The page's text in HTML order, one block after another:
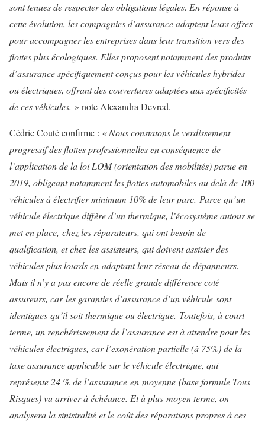
sont tenues de respecter des obligations légales. En réponse à
cette évolution, les compagnies d’assurance adaptent leurs offres
pour accompagner les entreprises dans leur transition vers des
flottes plus écologiques. Elles proposent notamment des produits
d’assurance spécifiquement conçus pour les véhicules hybrides
ou électriques, offrant des couvertures adaptées aux spécificités
de ces véhicules. » note Alexandra Devred.
Cédric Couté confirme : « Nous constatons le verdissement
progressif des flottes professionnelles en conséquence de
l’application de la loi LOM (orientation des mobilités) parue en
2019, obligeant notamment les flottes automobiles au delà de 100
véhicules à électrifier minimum 10% de leur parc. Parce qu’un
véhicule électrique diffère d’un thermique, l’écosystème autour se
met en place, chez les réparateurs, qui ont besoin de
qualification, et chez les assisteurs, qui doivent assister des
véhicules plus lourds en adaptant leur réseau de dépanneurs.
Mais il n’y a pas encore de réelle grande différence coté
assureurs, car les garanties d’assurance d’un véhicule sont
identiques qu’il soit thermique ou électrique. Toutefois, à court
terme, un renchérissement de l’assurance est à attendre pour les
véhicules électriques, car l’exonération partielle (à 75%) de la
taxe assurance applicable sur le véhicule électrique, qui
représente 24 % de l’assurance en moyenne (base formule Tous
Risques) va arriver à échéance. Et à plus moyen terme, on
analysera la sinistralité et le coût des réparations propres à ces